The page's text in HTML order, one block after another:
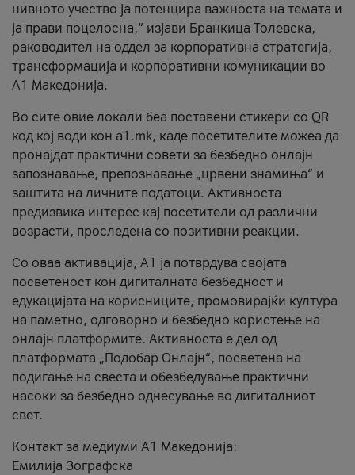
нивното учество ја потенцира важноста на темата и
ја прави поцелосна,“ изјави Бранкица Толевска,
раководител на оддел за корпоративна стратегија,
трансформација и корпоративни комуникации во
А1 Македонија.
Во сите овие локали беа поставени стикери со QR
код кој води кон a1.mk, каде посетителите можеа да
пронајдат практични совети за безбедно онлајн
запознавање, препознавање „црвени знамиња“ и
заштита на личните податоци. Активноста
предизвика интерес кај посетители од различни
возрасти, проследена со позитивни реакции.
Со оваа активација, А1 ја потврдува својата
посветеност кон дигиталната безбедност и
едукацијата на корисниците, промовирајќи култура
на паметно, одговорно и безбедно користење на
онлајн платформите. Активноста е дел од
платформата „Подобар Онлајн“, посветена на
подигање на свеста и обезбедување практични
насоки за безбедно однесување во дигиталниот
свет.
Контакт за медиуми А1 Македонија:
Емилија Зографска